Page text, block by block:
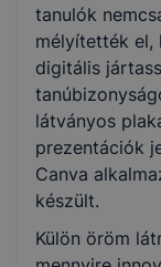
tanulók
mélyítették el,
digitális
látványos
prezentációk
Canva
készült.
Külön öröm